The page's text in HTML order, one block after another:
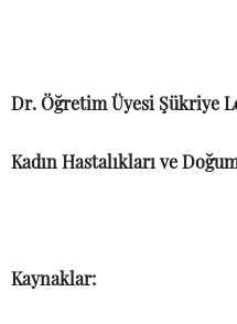
Dr. Öğretim Üyesi Şükriye
Kadın Hastalıkları ve
Kaynaklar: